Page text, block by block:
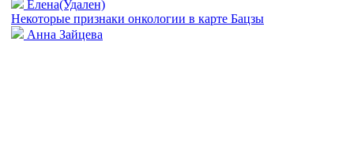
Елена(Удален)
Некоторые признаки онкологии в карте Бацзы
Анна Зайцева